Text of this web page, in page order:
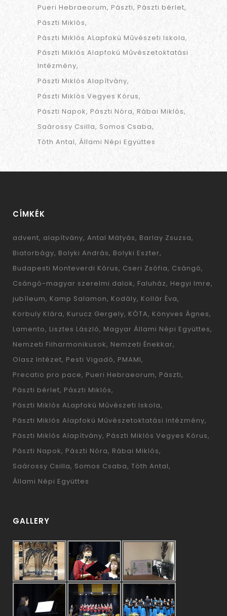
Pueri Hebraeorum Pászti Pászti bérlet
Pászti Miklós
Pászti Miklós ALapfokú Művészeti Iskola
Pászti Miklós Alapfokú Művészetoktatási
Intézmény
Pászti Miklós Alapítvány
Pászti Miklós Vegyes Kórus
Pászti Napok Pászti Nóra Rábai Miklós
Saárossy Csilla Somos Csaba
Tóth Antal Állami Népi Együttes
CÍMKÉK
advent alapítvány Antal Mátyás Barlay Zsuzsa
Biatorbágy Bolyki András Bolyki Eszter
Budapesti Monteverdi Kórus Cseri Zsófia Csángó
Csángó-magyar szerelmi dalok Faluház Hegyi Imre
jubíleum Kamp Salamon Kodály Kollár Éva
Korbuly Klára Kurucz Gergely KÓTA Könyves Ágnes
Lamento Lisztes László Magyar Állami Népi Együttes
Nemzeti Filharmonikusok Nemzeti Énekkar
Olasz Intézet Pesti Vigadó PMAMI
Precatio pro pace Pueri Hebraeorum Pászti
Pászti bérlet Pászti Miklós
Pászti Miklós ALapfokú Művészeti Iskola
Pászti Miklós Alapfokú Művészetoktatási Intézmény
Pászti Miklós Alapítvány Pászti Miklós Vegyes Kórus
Pászti Napok Pászti Nóra Rábai Miklós
Saárossy Csilla Somos Csaba Tóth Antal
Állami Népi Együttes
GALLERY